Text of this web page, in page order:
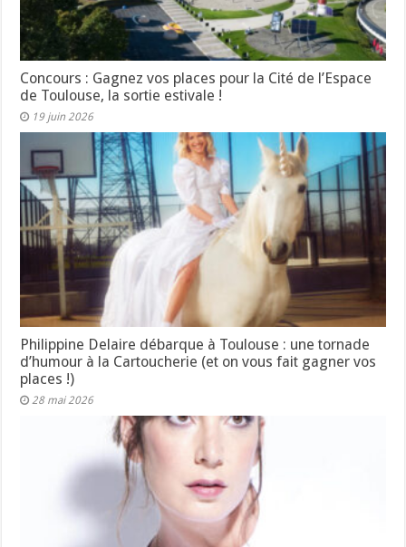
Concours : Gagnez vos places pour la Cité de l’Espace
de Toulouse, la sortie estivale !
19 juin 2026
Philippine Delaire débarque à Toulouse : une tornade
d’humour à la Cartoucherie (et on vous fait gagner vos
places !)
28 mai 2026